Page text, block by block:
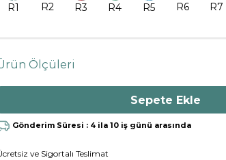
R1 R2 R3 R4 R5 R6 R7
Ölçüleri
Gönderim Süresi : 4 ila 10 iş günü arasında
ve Sigortalı Teslimat